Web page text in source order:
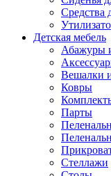
Средства
Детская мебель
Абажуры
Вешалки
Ковры
Парты
Стеллажи